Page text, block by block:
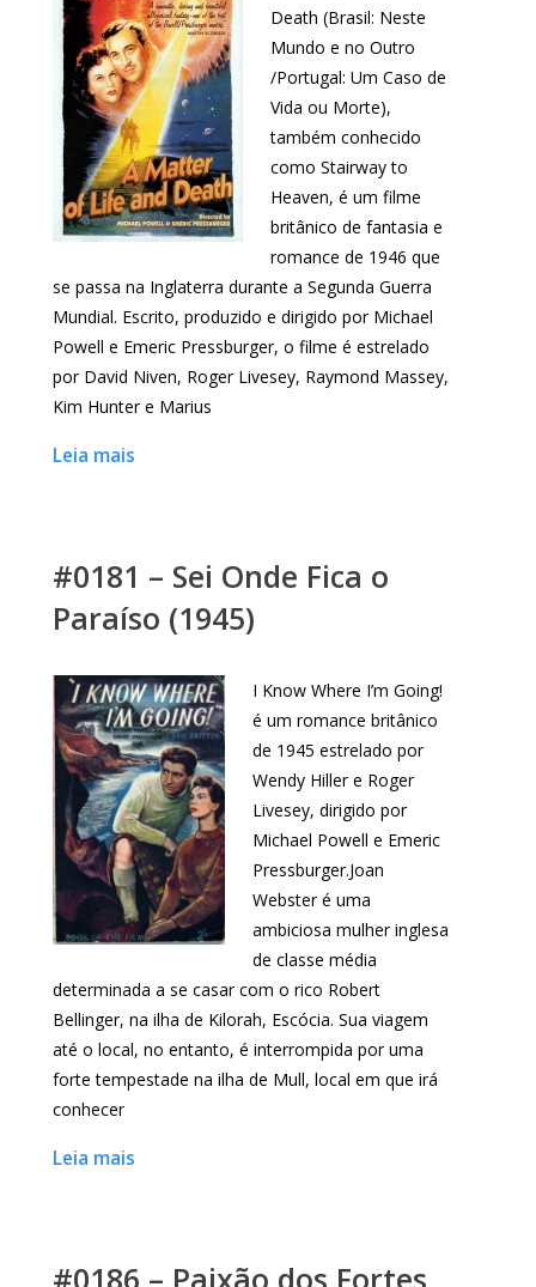
Death (Brasil: Neste
Mundo e no Outro
/Portugal: Um Caso de
Vida ou Morte),
também conhecido
como Stairway to
Heaven, é um filme
britânico de fantasia e
romance de 1946 que
se passa na Inglaterra durante a Segunda Guerra
Mundial. Escrito, produzido e dirigido por Michael
Powell e Emeric Pressburger, o filme é estrelado
por David Niven, Roger Livesey, Raymond Massey,
Kim Hunter e Marius
Leia mais
#0181 – Sei Onde Fica o
Paraíso (1945)
I Know Where I’m Going!
é um romance britânico
de 1945 estrelado por
Wendy Hiller e Roger
Livesey, dirigido por
Michael Powell e Emeric
Pressburger.Joan
Webster é uma
ambiciosa mulher inglesa
de classe média
determinada a se casar com o rico Robert
Bellinger, na ilha de Kilorah, Escócia. Sua viagem
até o local, no entanto, é interrompida por uma
forte tempestade na ilha de Mull, local em que irá
conhecer
Leia mais
#0186 – Paixão dos Fortes